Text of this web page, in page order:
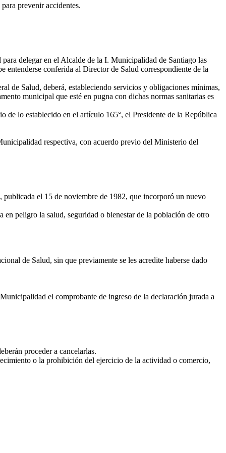
prevenir accidentes.
delegar en el Alcalde de la I. Municipalidad de Santiago las
conferida al Director de Salud correspondiente de la
Salud, deberá, estableciendo servicios y obligaciones mínimas,
municipal que esté en pugna con dichas normas sanitarias es
lo establecido en el artículo 165°, el Presidente de la República
respectiva, con acuerdo previo del Ministerio del
el 15 de noviembre de 1982, que incorporó un nuevo
peligro la salud, seguridad o bienestar de la población de otro
de Salud, sin que previamente se les acredite haberse dado
el comprobante de ingreso de la declaración jurada a
proceder a cancelarlas.
o la prohibición del ejercicio de la actividad o comercio,